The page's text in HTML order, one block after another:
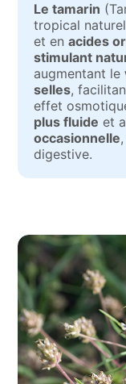
Le tamarin
tropical
et enacides
stimulant
augmentant le
selles,
effet
plus fluide et
occasionnelle
digestive.